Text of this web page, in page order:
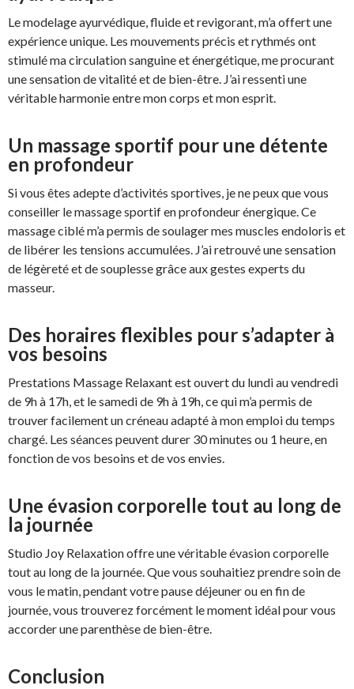
Le modelage ayurvédique, fluide et revigorant, m’a offert une
expérience unique. Les mouvements précis et rythmés ont
stimulé ma circulation sanguine et énergétique, me procurant
une sensation de vitalité et de bien-être. J’ai ressenti une
véritable harmonie entre mon corps et mon esprit.
Un massage sportif pour une détente
en profondeur
Si vous êtes adepte d’activités sportives, je ne peux que vous
conseiller le massage sportif en profondeur énergique. Ce
massage ciblé m’a permis de soulager mes muscles endoloris et
de libérer les tensions accumulées. J’ai retrouvé une sensation
de légèreté et de souplesse grâce aux gestes experts du
masseur.
Des horaires flexibles pour s’adapter à
vos besoins
Prestations Massage Relaxant est ouvert du lundi au vendredi
de 9h à 17h, et le samedi de 9h à 19h, ce qui m’a permis de
trouver facilement un créneau adapté à mon emploi du temps
chargé. Les séances peuvent durer 30 minutes ou 1 heure, en
fonction de vos besoins et de vos envies.
Une évasion corporelle tout au long de
la journée
Studio Joy Relaxation offre une véritable évasion corporelle
tout au long de la journée. Que vous souhaitiez prendre soin de
vous le matin, pendant votre pause déjeuner ou en fin de
journée, vous trouverez forcément le moment idéal pour vous
accorder une parenthèse de bien-être.
Conclusion